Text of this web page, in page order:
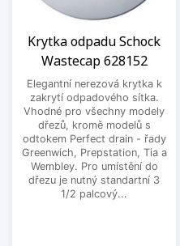
Krytka odpadu Schock
Wastecap 628152
Elegantní nerezová krytka k
zakrytí odpadového sítka.
Vhodné pro všechny modely
dřezů, kromě modelů s
odtokem Perfect drain - řady
Greenwich, Prepstation, Tia a
Wembley. Pro umístění do
dřezu je nutný standartní 3
1/2 palcový...